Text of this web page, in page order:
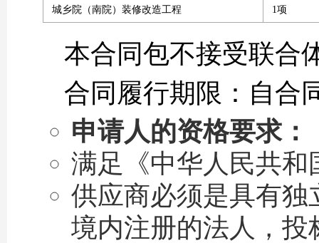
城乡院（南院）装修改造工程 1项
本合同包不接受联合
合同履行期限：自合
申请人的资格要求：
满足《中华人民共
供应商必须是具有
境内注册的法人，